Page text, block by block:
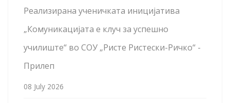
Реализирана ученичката иницијатива
„Комуникацијата е клуч за успешно
училиште“ во СОУ „Ристе Ристески-Ричко“ -
Прилеп
08 July 2026